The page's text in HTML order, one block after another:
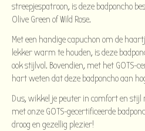
streepjespatroon, is deze badponcho
Olive Green of Wild Rose.
Met een handige capuchon om de
lekker warm te houden, is deze
ook stijlvol. Bovendien, met het GOTS-
hart weten dat deze badponcho aan
Dus, wikkel je peuter in comfort en
met onze GOTS-gecertificeerde
droog en gezellig plezier!